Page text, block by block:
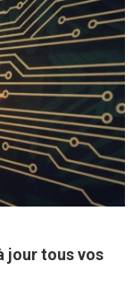
jour tous vos